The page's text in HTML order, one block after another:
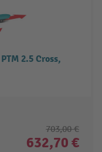
2.5 Cross,
703,00 €
632,70 €